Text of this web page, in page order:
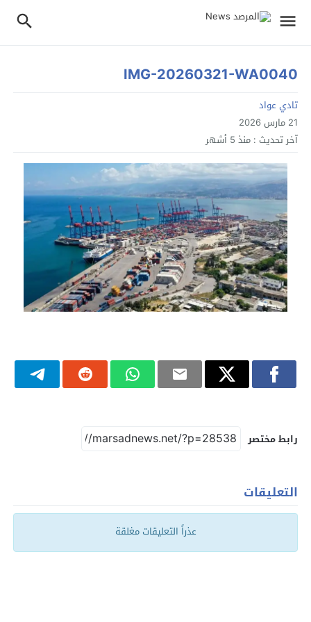
IMG-20260321-WA0040
تادي عواد
21 مارس 2026
آخر تحديث : منذ 5 أشهر
رابط مختصر
التعليقات
عذراً التعليقات مغلقة